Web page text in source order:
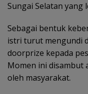
Sungai Selatan yang
Sebagai bentuk
istri turut mengundi
doorprize kepada
Momen ini disambut
oleh masyarakat.